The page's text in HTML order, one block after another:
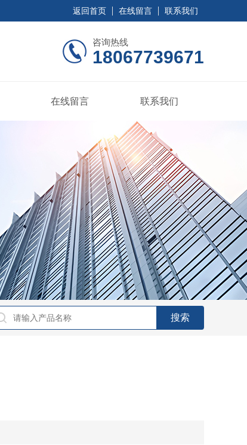
返回首页 在线留言 联系我们
咨询热线
18067739671
在线留言 联系我们